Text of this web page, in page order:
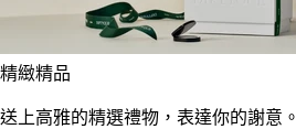
精緻精品
送上高雅的精選禮物，表達你的謝意。